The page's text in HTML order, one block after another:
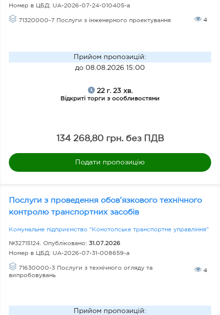
Номер в ЦБД: UA-2026-07-24-010405-a
71320000-7 Послуги з інженерного проектування 4
Прийом пропозицій:
до 08.08.2026 15:00
22 г. 23 хв.
Відкриті торги з особливостями
134 268,80 грн. без ПДВ
Подати пропозицію
Послуги з проведення обов’язкового технічного
контролю транспортних засобів
Комунальне підприємство "Конотопське транспортне управління"
№32715124. Опубліковано: 31.07.2026
Номер в ЦБД: UA-2026-07-31-008659-a
71630000-3 Послуги з технічного огляду та
випробовувань
4
Прийом пропозицій: